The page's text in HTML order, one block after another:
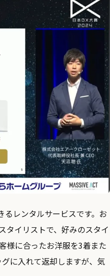
レンタルサービスです。お
タイリストで、好みのスタイ
様に合ったお洋服を3着また
に入れて返却しますが、気